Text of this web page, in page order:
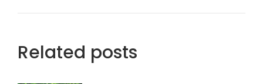
Related posts